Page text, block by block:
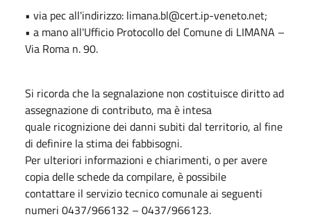
• via pec all'indirizzo: limana.bl@cert.ip-veneto.net;
• a mano all'Ufficio Protocollo del Comune di LIMANA –
Via Roma n. 90.
Si ricorda che la segnalazione non costituisce diritto ad
assegnazione di contributo, ma è intesa
quale ricognizione dei danni subiti dal territorio, al fine
di definire la stima dei fabbisogni.
Per ulteriori informazioni e chiarimenti, o per avere
copia delle schede da compilare, è possibile
contattare il servizio tecnico comunale ai seguenti
numeri 0437/966132 – 0437/966123.